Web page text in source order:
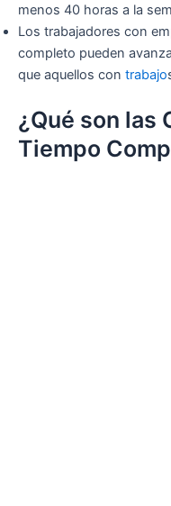
menos 40 horas a la
Los trabajadores con
completo pueden
que aquellos con trabajo
¿Qué son las
Tiempo